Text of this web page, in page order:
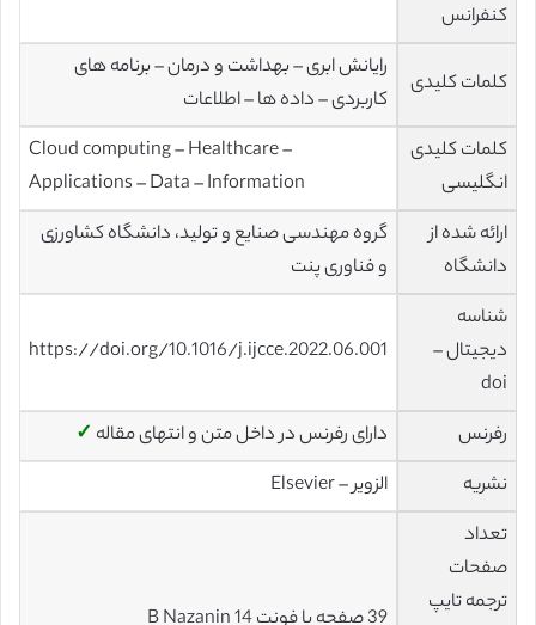
کنفرانس
کلمات کلیدی
رایانش ابری – بهداشت و درمان – برنامه های
کاربردی – داده ها – اطلاعات
کلمات کلیدی
انگلیسی
Cloud computing – Healthcare –
Applications – Data – Information
ارائه شده از
دانشگاه
گروه مهندسی صنایع و تولید، دانشگاه کشاورزی
و فناوری پنت
شناسه
دیجیتال –
doi
https://doi.org/10.1016/j.ijcce.2022.06.001
رفرنس دارای رفرنس در داخل متن و انتهای مقاله ✓
نشریه
الزویر – Elsevier
تعداد
صفحات
ترجمه تایپ
39 صفحه با فونت 14 B Nazanin